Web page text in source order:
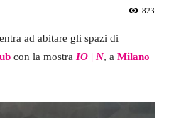
823
entra ad abitare gli spazi di
con la mostra IO | N, a Milano